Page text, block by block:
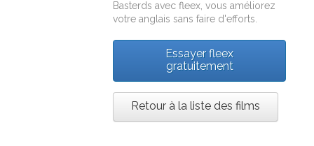
Basterds avecfleex , vous améliorez
votre anglais sans faire d'efforts.
Essayer fleex
gratuitement
Retour à la liste des films